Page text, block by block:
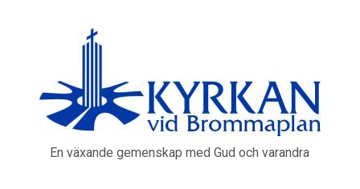
En växande gemenskap med Gud och varandra